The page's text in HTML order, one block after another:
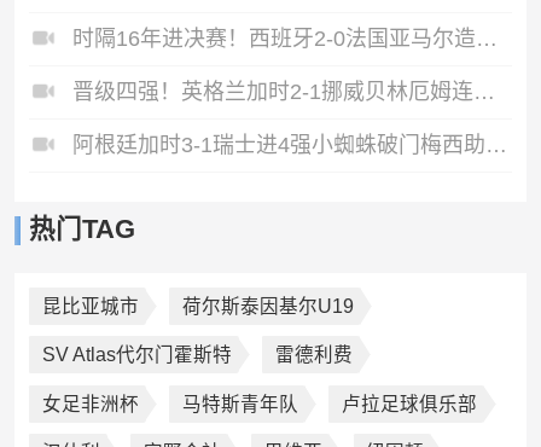
时隔16年进决赛！西班牙2-0法国亚马尔造点奥亚萨瓦尔、波罗破门
晋级四强！英格兰加时2-1挪威贝林厄姆连场双响谢尔德鲁普破门
阿根廷加时3-1瑞士进4强小蜘蛛破门梅西助攻麦卡恩博洛假摔染红
热门TAG
昆比亚城市 荷尔斯泰因基尔U19
SV Atlas代尔门霍斯特 雷德利费
女足非洲杯 马特斯青年队 卢拉足球俱乐部